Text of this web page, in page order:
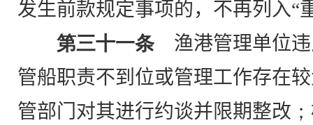
发生前款规定事项的，不再列入“
第三十一条渔港管理单位违
管船职责不到位或管理工作存在
管部门对其进行约谈并限期整改 ；